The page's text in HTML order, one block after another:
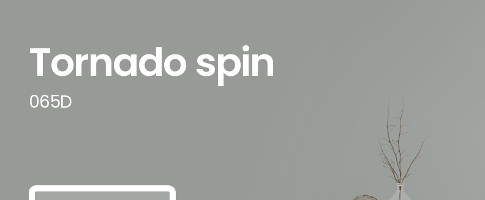
Tornado spin
065D